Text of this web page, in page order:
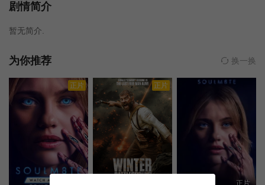
剧情简介
暂无简介.
为你推荐 换一换
正片 正片